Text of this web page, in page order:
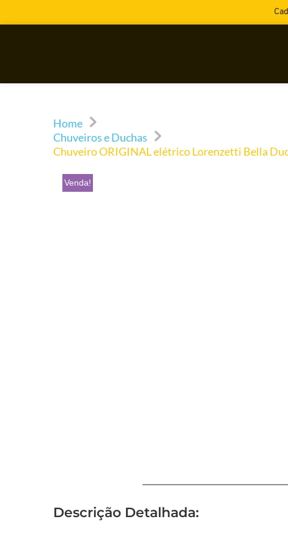
Home
Chuveiros e Duchas
Chuveiro ORIGINAL elétrico Lorenzetti Bella
Venda!
Descrição Detalhada: